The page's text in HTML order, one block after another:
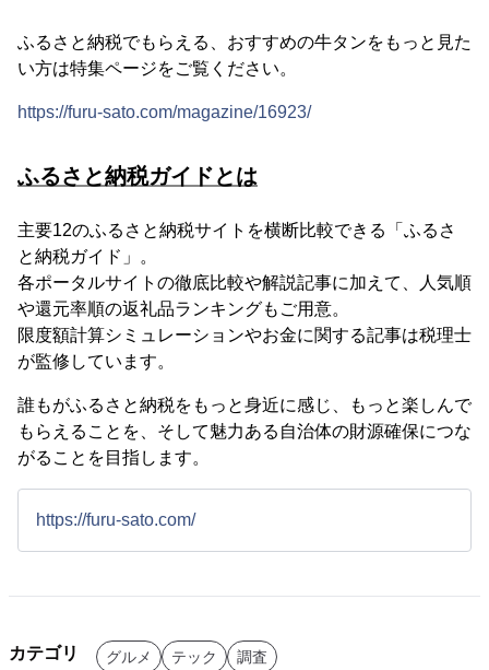
ふるさと納税でもらえる、おすすめの牛タンをもっと見た
い方は特集ページをご覧ください。
https://furu-sato.com/magazine/16923/
ふるさと納税ガイドとは
主要12のふるさと納税サイトを横断比較できる「ふるさ
と納税ガイド」。
各ポータルサイトの徹底比較や解説記事に加えて、人気順
や還元率順の返礼品ランキングもご用意。
限度額計算シミュレーションやお金に関する記事は税理士
が監修しています。
誰もがふるさと納税をもっと身近に感じ、もっと楽しんで
もらえることを、そして魅力ある自治体の財源確保につな
がることを目指します。
https://furu-sato.com/
カテゴリ グルメ テック 調査